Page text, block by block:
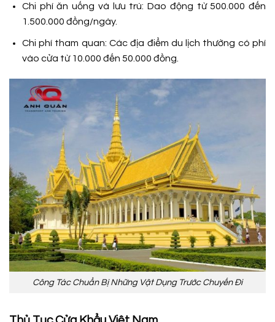
Chi phí ăn uống và lưu trú: Dao động từ 500.000 đến
1.500.000 đồng/ngày.
Chi phí tham quan: Các địa điểm du lịch thường có phí
vào cửa từ 10.000 đến 50.000 đồng.
Công Tác Chuẩn Bị Những Vật Dụng Trước Chuyến Đi